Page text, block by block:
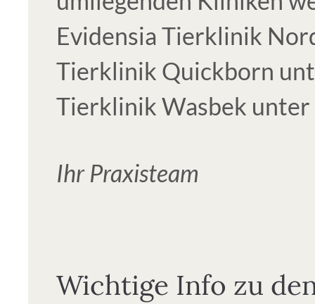
Evidensia Tierklinik
Tierklinik Quickborn
Tierklinik Wasbek
Ihr Praxisteam
Wichtige Info zu